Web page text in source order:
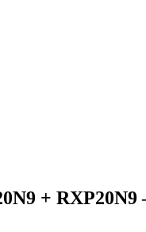
+ RXP20N9